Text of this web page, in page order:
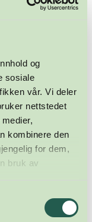
og
sosiale
vår. Vi deler
nettstedet
kombinere den
for dem,
bruk av